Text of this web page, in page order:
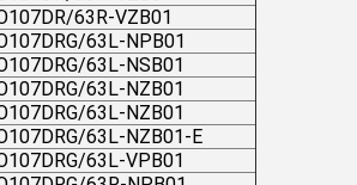
63R-VZB01
63L-NPB01
63L-NSB01
63L-NZB01
63L-NZB01
63L-NZB01-E
63L-VPB01